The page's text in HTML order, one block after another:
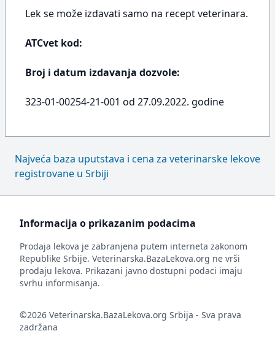
Lek se može izdavati samo na recept veterinara.
ATCvet kod:
Broj i datum izdavanja dozvole:
323-01-00254-21-001 od 27.09.2022. godine
Najveća baza uputstava i cena za veterinarske lekove
registrovane u Srbiji
Informacija o prikazanim podacima
Prodaja lekova je zabranjena putem interneta zakonom
Republike Srbije. Veterinarska.BazaLekova.org ne vrši
prodaju lekova. Prikazani javno dostupni podaci imaju
svrhu informisanja.
©2026 Veterinarska.BazaLekova.org Srbija - Sva prava
zadržana